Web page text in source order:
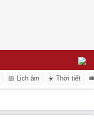
📅 Lịch âm ☀️ Thời tiết